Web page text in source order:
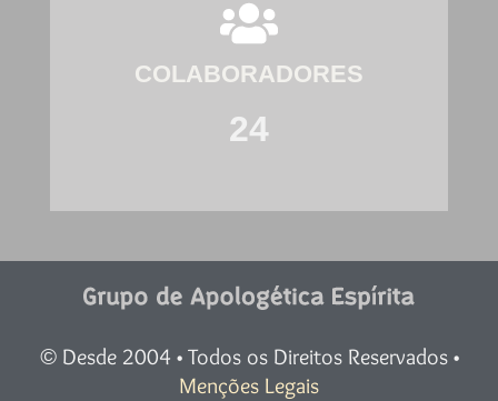
COLABORADORES
24
©Desde 2004 • Todos os Direitos Reservados •
Menções Legais